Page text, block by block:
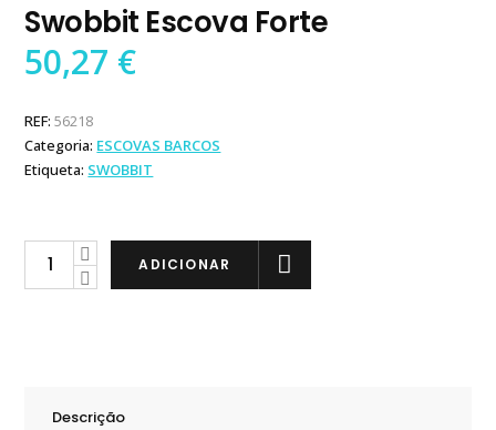
Swobbit Escova Forte
50,27 €
REF:56218
Categoria: ESCOVAS BARCOS
Etiqueta: SWOBBIT
Swobbit
ADICIONAR
Descrição